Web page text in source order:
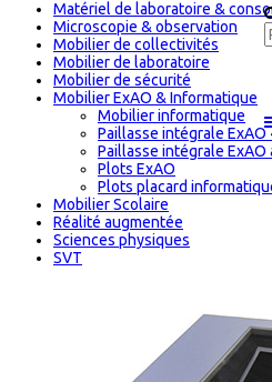
Matériel de laboratoire &
Microscopie & observation
Mobilier de collectivités
Mobilier de laboratoire
Mobilier de sécurité
Mobilier ExAO & Informatique
Mobilier informatique
Paillasse intégrale ExAO
Paillasse intégrale
Plots ExAO
Plots placard
Mobilier Scolaire
Réalité augmentée
Sciences physiques
SVT